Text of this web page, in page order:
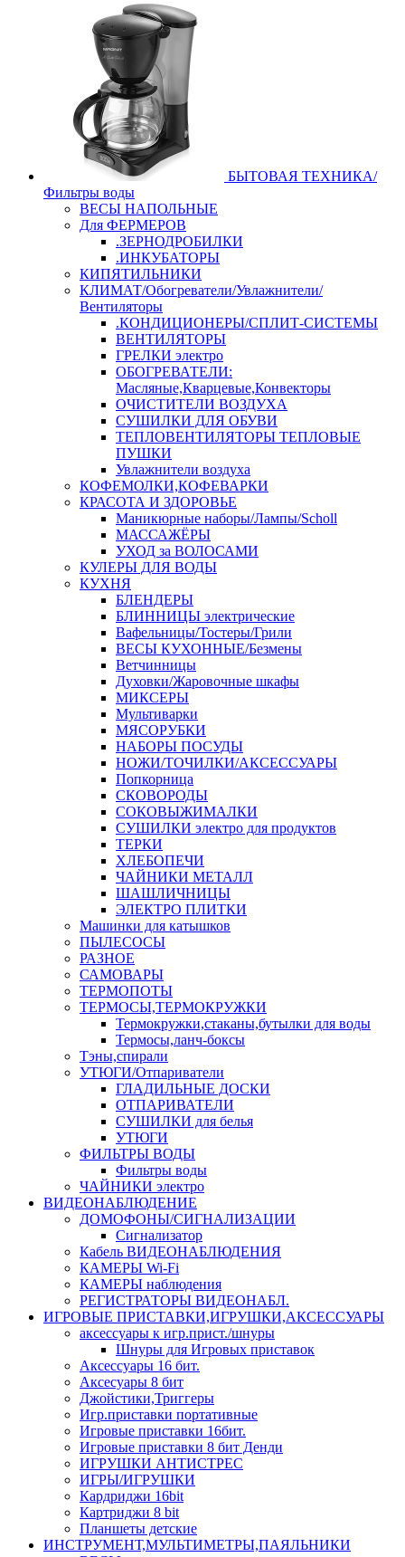
БЫТОВАЯ ТЕХНИКА/
Фильтры воды
ВЕСЫ НАПОЛЬНЫЕ
Для ФЕРМЕРОВ
.ЗЕРНОДРОБИЛКИ
.ИНКУБАТОРЫ
КИПЯТИЛЬНИКИ
КЛИМАТ/Обогреватели/Увлажнители/
Вентиляторы
.КОНДИЦИОНЕРЫ/СПЛИТ-СИСТЕМЫ
ВЕНТИЛЯТОРЫ
ГРЕЛКИ электро
ОБОГРЕВАТЕЛИ:
Масляные,Кварцевые,Конвекторы
ОЧИСТИТЕЛИ ВОЗДУХА
СУШИЛКИ ДЛЯ ОБУВИ
ТЕПЛОВЕНТИЛЯТОРЫ ТЕПЛОВЫЕ
ПУШКИ
Увлажнители воздуха
КОФЕМОЛКИ,КОФЕВАРКИ
КРАСОТА И ЗДОРОВЬЕ
Маникюрные наборы/Лампы/Scholl
МАССАЖЁРЫ
УХОД за ВОЛОСАМИ
КУЛЕРЫ ДЛЯ ВОДЫ
КУХНЯ
БЛЕНДЕРЫ
БЛИННИЦЫ электрические
Вафельницы/Тостеры/Грили
ВЕСЫ КУХОННЫЕ/Безмены
Ветчинницы
Духовки/Жаровочные шкафы
МИКСЕРЫ
Мультиварки
МЯСОРУБКИ
НАБОРЫ ПОСУДЫ
НОЖИ/ТОЧИЛКИ/АКСЕССУАРЫ
Попкорница
СКОВОРОДЫ
СОКОВЫЖИМАЛКИ
СУШИЛКИ электро для продуктов
ТЕРКИ
ХЛЕБОПЕЧИ
ЧАЙНИКИ МЕТАЛЛ
ШАШЛИЧНИЦЫ
ЭЛЕКТРО ПЛИТКИ
Машинки для катышков
ПЫЛЕСОСЫ
РАЗНОЕ
САМОВАРЫ
ТЕРМОПОТЫ
ТЕРМОСЫ,ТЕРМОКРУЖКИ
Термокружки,стаканы,бутылки для воды
Термосы,ланч-боксы
Тэны,спирали
УТЮГИ/Отпариватели
ГЛАДИЛЬНЫЕ ДОСКИ
ОТПАРИВАТЕЛИ
СУШИЛКИ для белья
УТЮГИ
ФИЛЬТРЫ ВОДЫ
Фильтры воды
ЧАЙНИКИ электро
ВИДЕОНАБЛЮДЕНИЕ
ДОМОФОНЫ/СИГНАЛИЗАЦИИ
Сигнализатор
Кабель ВИДЕОНАБЛЮДЕНИЯ
КАМЕРЫ Wi-Fi
КАМЕРЫ наблюдения
РЕГИСТРАТОРЫ ВИДЕОНАБЛ.
ИГРОВЫЕ ПРИСТАВКИ,ИГРУШКИ,АКСЕССУАРЫ
аксесcуары к игр.прист./шнуры
Шнуры для Игровых приставок
Аксессуары 16 бит.
Аксесуары 8 бит
Джойстики,Триггеры
Игр.приставки портативные
Игровые приставки 16бит.
Игровые приставки 8 бит Денди
ИГРУШКИ АНТИСТРЕС
ИГРЫ/ИГРУШКИ
Кардриджи 16bit
Картриджи 8 bit
Планшеты детские
ИНСТРУМЕНТ,МУЛЬТИМЕТРЫ,ПАЯЛЬНИКИ